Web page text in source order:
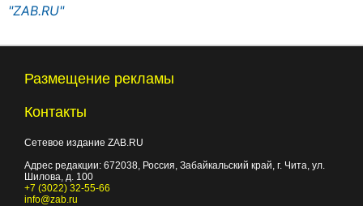
"ZAB.RU"
Размещение рекламы
Контакты
Сетевое издание ZAB.RU
Адрес редакции: 672038, Россия, Забайкальский край, г. Чита, ул.
Шилова, д. 100
+7 (3022) 32-55-66
info@zab.ru